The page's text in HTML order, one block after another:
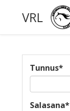
VRL
Tunnus*
Salasana*